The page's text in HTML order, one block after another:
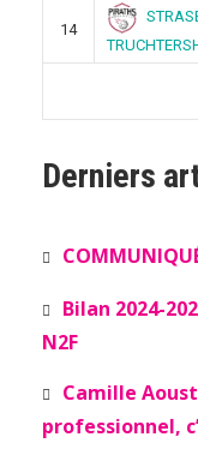
14
Derniers
Bilan 2024-
N2F
Camille
professionnel,